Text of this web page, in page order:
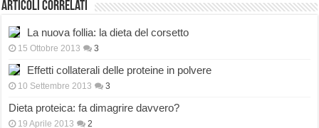
Articoli correlati
La nuova follia: la dieta del corsetto
15 Ottobre 2013 3
Effetti collaterali delle proteine in polvere
10 Settembre 2013 3
Dieta proteica: fa dimagrire davvero?
19 Aprile 2013 2